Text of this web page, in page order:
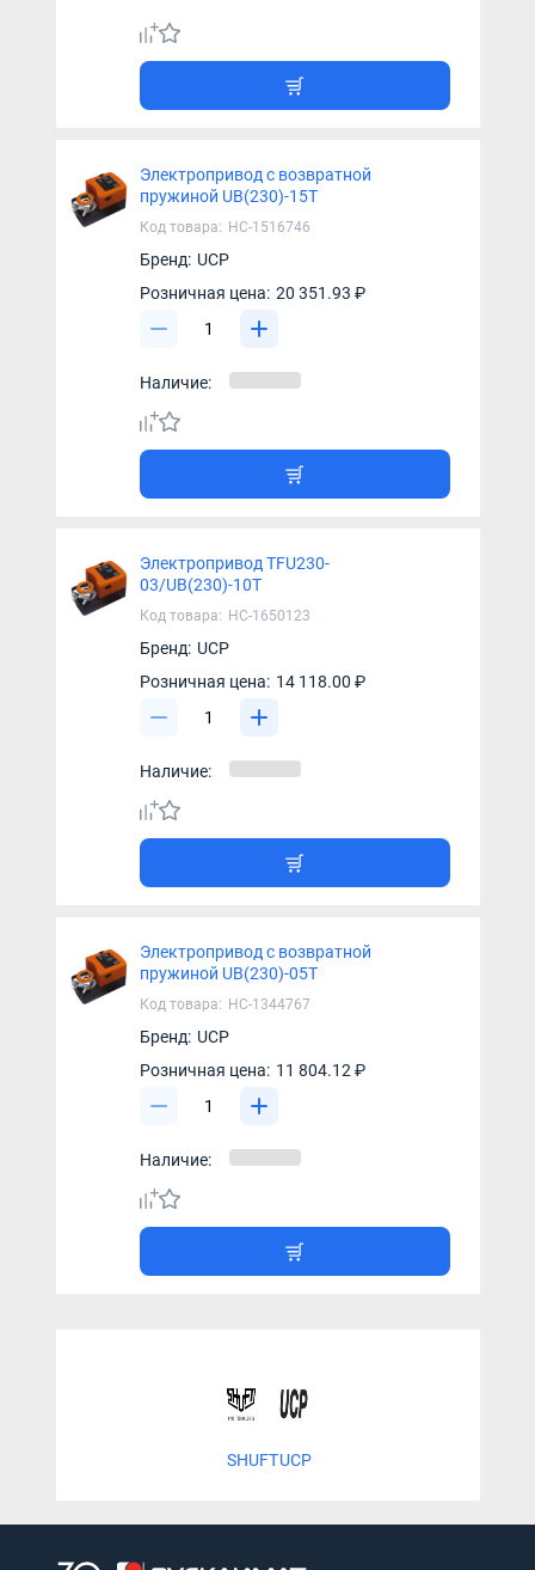
Электропривод с возвратной
пружиной UB(230)-15T
Код товара: НС-1516746
Бренд: UCP
Розничная цена: 20 351.93 ₽
Наличие:
Электропривод TFU230-
03/UB(230)-10T
Код товара: НС-1650123
Бренд: UCP
Розничная цена: 14 118.00 ₽
Наличие:
Электропривод с возвратной
пружиной UB(230)-05T
Код товара: НС-1344767
Бренд: UCP
Розничная цена: 11 804.12 ₽
Наличие:
SHUFTUCP